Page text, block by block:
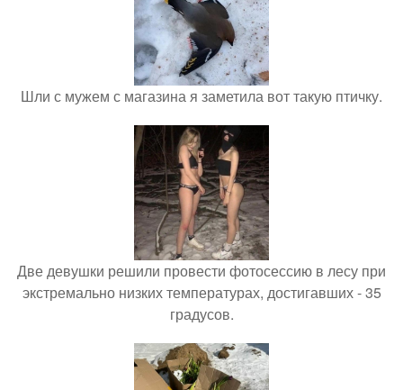
Шли с мужем с магазина я заметила вот такую птичку.
Две девушки решили провести фотосессию в лесу при
экстремально низких температурах, достигавших - 35
градусов.